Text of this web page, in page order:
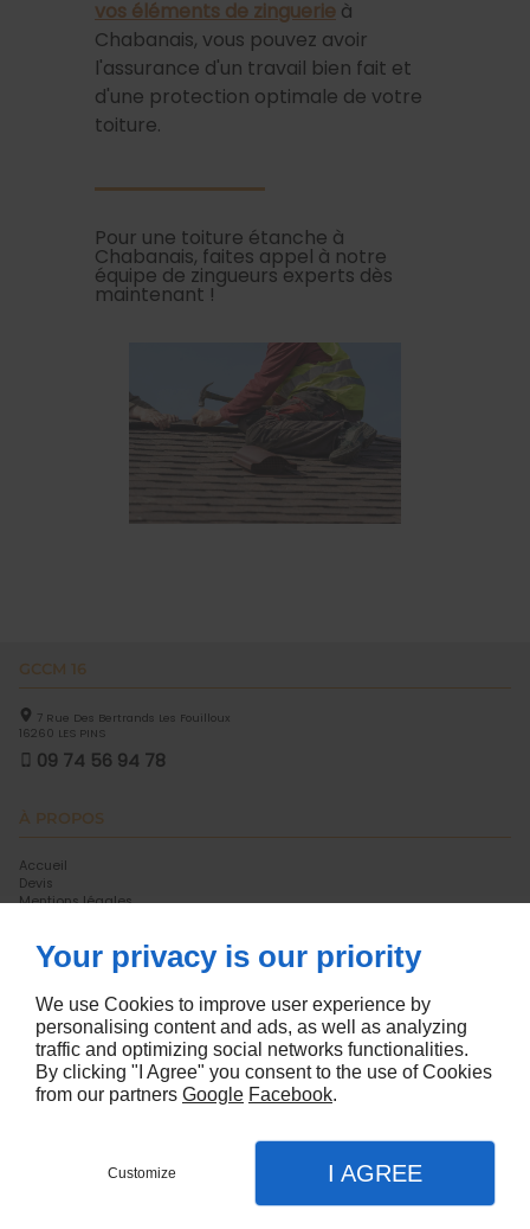
vos éléments de zinguerie à
Chabanais, vous pouvez avoir
l'assurance d'un travail bien fait et
d'une protection optimale de votre
toiture.
Pour une toiture étanche à
Chabanais, faites appel à notre
équipe de zingueurs experts dès
maintenant !
GCCM 16
7 Rue Des Bertrands Les Fouilloux
16260 LES PINS
09 74 56 94 78
À PROPOS
Accueil
Devis
Mentions légales
SUIVEZ-NOUS
Appel
Your privacy is our priority
We use Cookies to improve user experience by
personalising content and ads, as well as analyzing
traffic and optimizing social networks functionalities.
By clicking "I Agree" you consent to the use of Cookies
from our partners Google Facebook.
Customize I AGREE